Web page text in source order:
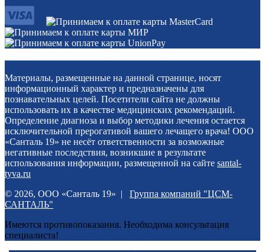
Материалы, размещенные на данной странице, носят
информационный характер и предназначены для
познавательных целей. Посетители сайта не должны
использовать их в качестве медицинских рекомендаций.
Определение диагноза и выбор методики лечения остается
исключительной прерогативой вашего лечащего врача! ООО
«Санталь 19» не несёт ответственности за возможные
негативные последствия, возникшие в результате
использования информации, размещенной на сайте santal-
tyva.ru
© 2026, ООО «Санталь 19» | Группа компаний "ЦСМ-
САНТАЛЬ"
Имеются противопоказания. Необходима консультация
специалиста!